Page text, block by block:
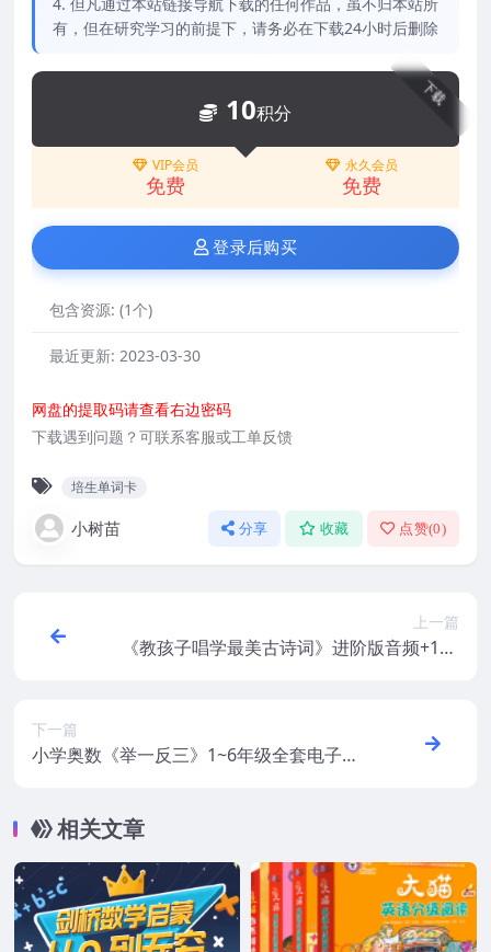
有，但在研究学习的前提下，请务必在下载24小时后删除
下载
10积分
VIP会员
免费
永久会员
免费
登录后购买
包含资源: (1个)
最近更新: 2023-03-30
网盘的提取码请查看右边密码
下载遇到问题？可联系客服或工单反馈
培生单词卡
小树苗 分享 收藏 点赞(0)
上一篇
《教孩子唱学最美古诗词》进阶版音频+180
下一篇
小学奥数《举一反三》1~6年级全套电子版
相关文章